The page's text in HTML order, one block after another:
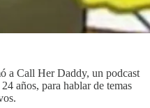
a Call Her Daddy, un podcast
años, para hablar de temas